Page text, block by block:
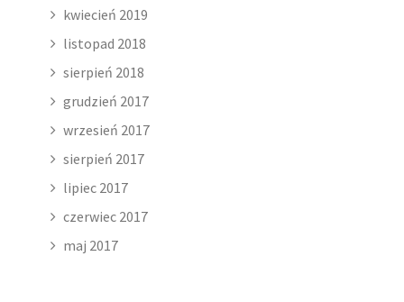
kwiecień 2019
listopad 2018
sierpień 2018
grudzień 2017
wrzesień 2017
sierpień 2017
lipiec 2017
czerwiec 2017
maj 2017